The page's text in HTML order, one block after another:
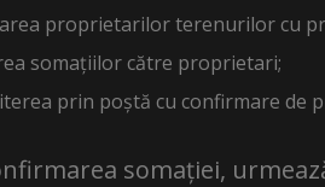
proprietarilor terenurilor cu
somațiilor către proprietari;
prin poștă cu confirmare de
somației,